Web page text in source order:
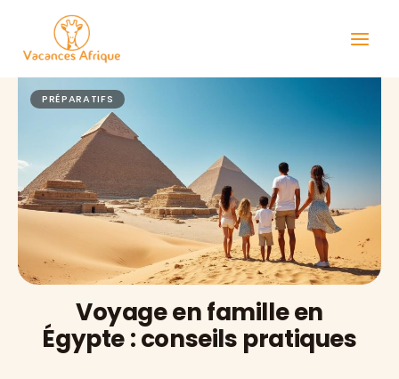
contenu
Voyage en famille en
Égypte : conseils pratiques
PRÉPARATIFS